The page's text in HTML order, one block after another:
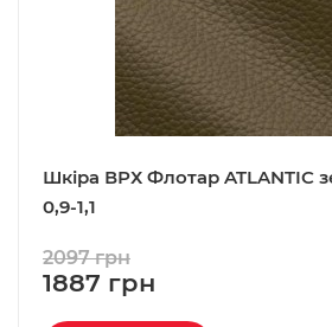
Шкіра ВРХ Флотар ATLANTIC
0,9-1,1
1887 грн
2097 грн